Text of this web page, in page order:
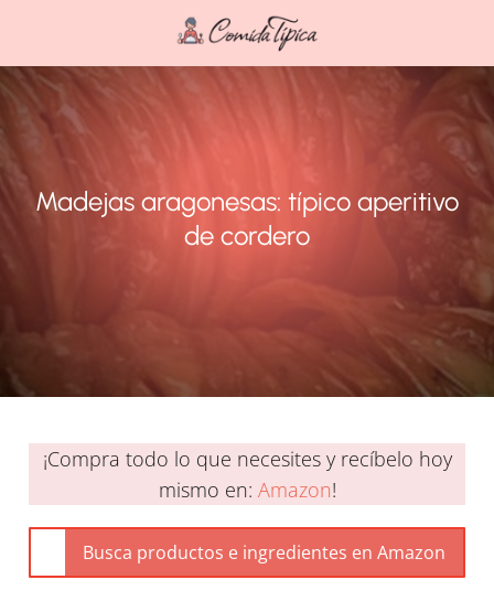
Madejas aragonesas: típico aperitivo
de cordero
¡Compra todo lo que necesites y recíbelo hoy
mismo en: Amazon!